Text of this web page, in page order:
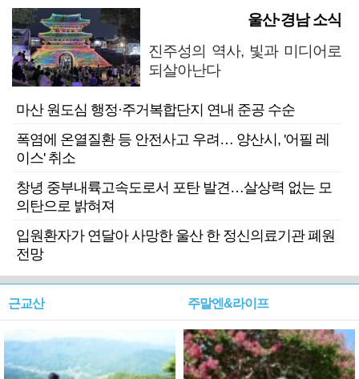
울산·경남 소식
진주성의 역사, 빛과 미디어로
되살아난다
마산 원도심 행정·주거복합단지 연내 준공 수순
폭염에 온열질환 등 안전사고 우려… 양산시, '어필 레
이스' 취소
창녕 중부내륙고속도로서 포탄 발견…살상력 없는 모
의탄으로 밝혀져
입원환자가 연달아 사망한 울산 한 정신의료기관 폐원
전망
근교산 주말엔&라이프